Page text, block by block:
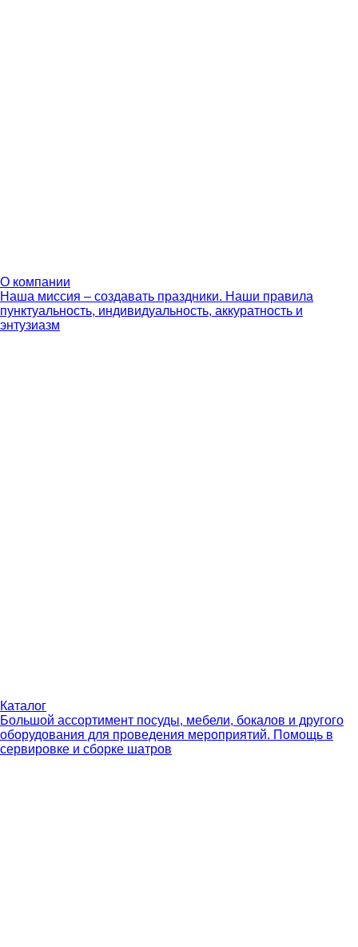
О компании
Наша миссия – создавать праздники. Наши правила
пунктуальность, индивидуальность, аккуратность и
энтузиазм
Каталог
Большой ассортимент посуды, мебели, бокалов и другого
оборудования для проведения мероприятий. Помощь в
сервировке и сборке шатров